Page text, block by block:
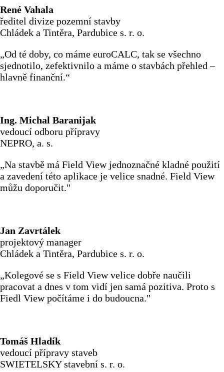
René Vahala
ředitel divize pozemní stavby
Chládek a Tintěra, Pardubice s. r. o.
„Od té doby, co máme euroCALC, tak se všechno
sjednotilo, zefektivnilo a máme o stavbách přehled –
hlavně finanční.“
Ing. Michal Baranijak
vedoucí odboru přípravy
NEPRO, a. s.
„Na stavbě má Field View jednoznačné kladné použití
a zavedení této aplikace je velice snadné. Field View
můžu doporučit."
Jan Zavrtálek
projektový manager
Chládek a Tintěra, Pardubice s. r. o.
„Kolegové se s Field View velice dobře naučili
pracovat a dnes v tom vidí jen samá pozitiva. Proto s
Fiedl View počítáme i do budoucna."
Tomáš Hladík
vedoucí přípravy staveb
SWIETELSKY stavební s. r. o.